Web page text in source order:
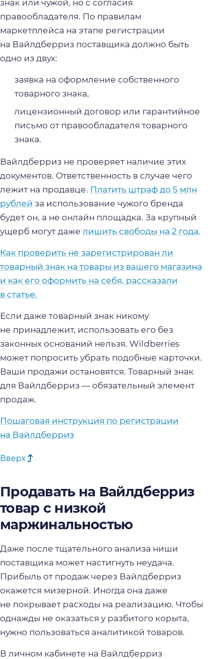
знак или чужой, но с согласия
правообладателя. По правилам
маркетплейса на этапе регистрации
на Вайлдберриз поставщика должно быть
одно из двух:
заявка на оформление собственного
товарного знака,
лицензионный договор или гарантийное
письмо от правообладателя товарного
знака.
Вайлдберриз не проверяет наличие этих
документов. Ответственность в случае чего
лежит на продавце. Платить штраф до 5 млн
рублей за использование чужого бренда
будет он, а не онлайн площадка. За крупный
ущерб могут даже лишить свободы на 2 года.
Как проверить не зарегистрирован ли
товарный знак на товары из вашего магазина
и как его оформить на себя, рассказали
в статье.
Если даже товарный знак никому
не принадлежит, использовать его без
законных оснований нельзя. Wildberries
может попросить убрать подобные карточки.
Ваши продажи остановятся. Товарный знак
для Вайлдберриз — обязательный элемент
продаж.
Пошаговая инструкция по регистрации
на Вайлдберриз
Вверх
Продавать на Вайлдберриз
товар с низкой
маржинальностью
Даже после тщательного анализа ниши
поставщика может настигнуть неудача.
Прибыль от продаж через Вайлдберриз
окажется мизерной. Иногда она даже
не покрывает расходы на реализацию. Чтобы
однажды не оказаться у разбитого корыта,
нужно пользоваться аналитикой товаров.
В личном кабинете на Вайлдберриз